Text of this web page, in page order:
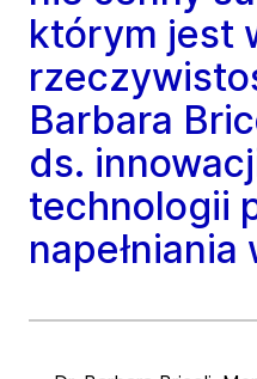
którym jest
Barbara
ds.
technologii
napełniania